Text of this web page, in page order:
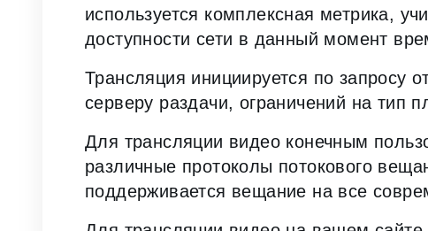
используется комплексная метрика,
доступности сети в данный момент
Трансляция инициируется по запросу
серверу раздачи, ограничений на тип
Для трансляции видео конечным
различные протоколы потокового
поддерживается вещание на все